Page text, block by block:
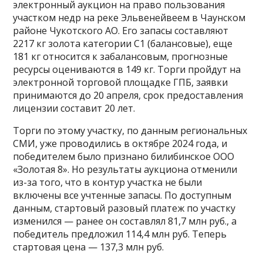
электронный аукцион на право пользования
участком недр на реке Эльвенейвеем в Чаунском
районе Чукотского АО. Его запасы составляют
2217 кг золота категории С1 (балансовые), еще
181 кг относится к забалансовым, прогнозные
ресурсы оцениваются в 149 кг. Торги пройдут на
электронной торговой площадке ГПБ, заявки
принимаются до 20 апреля, срок предоставления
лицензии составит 20 лет.
Торги по этому участку, по данным региональных
СМИ, уже проводились в октябре 2024 года, и
победителем было признано билибинское ООО
«Золотая 8». Но результаты аукциона отменили
из-за того, что в контур участка не были
включены все учтенные запасы. По доступным
данным, стартовый разовый платеж по участку
изменился — ранее он составлял 81,7 млн руб., а
победитель предложил 114,4 млн руб. Теперь
стартовая цена — 137,3 млн руб.